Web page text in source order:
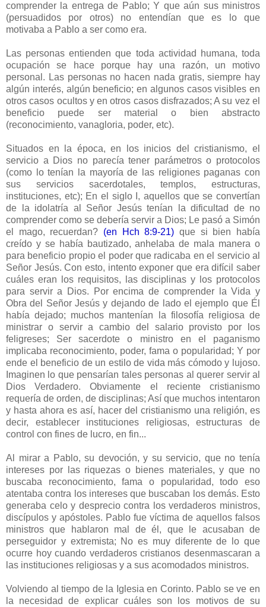
comprender la entrega de Pablo; Y que aún sus ministros
(persuadidos por otros) no entendían que es lo que
motivaba a Pablo a ser como era.
Las personas entienden que toda actividad humana, toda
ocupación se hace porque hay una razón, un motivo
personal. Las personas no hacen nada gratis, siempre hay
algún interés, algún beneficio; en algunos casos visibles en
otros casos ocultos y en otros casos disfrazados; A su vez el
beneficio puede ser material o bien abstracto
(reconocimiento, vanagloria, poder, etc).
Situados en la época, en los inicios del cristianismo, el
servicio a Dios no parecía tener parámetros o protocolos
(como lo tenían la mayoría de las religiones paganas con
sus servicios sacerdotales, templos, estructuras,
instituciones, etc); En el siglo I, aquellos que se convertían
de la idolatría al Señor Jesús tenían la dificultad de no
comprender como se debería servir a Dios; Le pasó a Simón
el mago, recuerdan? (en Hch 8:9-21) que si bien había
creído y se había bautizado, anhelaba de mala manera o
para beneficio propio el poder que radicaba en el servicio al
Señor Jesús. Con esto, intento exponer que era difícil saber
cuáles eran los requisitos, las disciplinas y los protocolos
para servir a Dios. Por encima de comprender la Vida y
Obra del Señor Jesús y dejando de lado el ejemplo que Él
había dejado; muchos mantenían la filosofía religiosa de
ministrar o servir a cambio del salario provisto por los
feligreses; Ser sacerdote o ministro en el paganismo
implicaba reconocimiento, poder, fama o popularidad; Y por
ende el beneficio de un estilo de vida más cómodo y lujoso.
Imaginen lo que pensarían tales personas al querer servir al
Dios Verdadero. Obviamente el reciente cristianismo
requería de orden, de disciplinas; Así que muchos intentaron
y hasta ahora es así, hacer del cristianismo una religión, es
decir, establecer instituciones religiosas, estructuras de
control con fines de lucro, en fin...
Al mirar a Pablo, su devoción, y su servicio, que no tenía
intereses por las riquezas o bienes materiales, y que no
buscaba reconocimiento, fama o popularidad, todo eso
atentaba contra los intereses que buscaban los demás. Esto
generaba celo y desprecio contra los verdaderos ministros,
discípulos y apóstoles. Pablo fue víctima de aquellos falsos
ministros que hablaron mal de él, que le acusaban de
perseguidor y extremista; No es muy diferente de lo que
ocurre hoy cuando verdaderos cristianos desenmascaran a
las instituciones religiosas y a sus acomodados ministros.
Volviendo al tiempo de la Iglesia en Corinto. Pablo se ve en
la necesidad de explicar cuáles son los motivos de su